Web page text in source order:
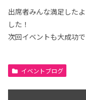
出席者みんな満足した
した！
次回イベントも大成功
イベントブログ